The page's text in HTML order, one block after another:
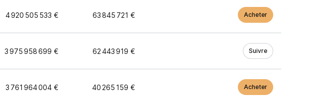
4 920 505 533 € 63 845 721 € Acheter
3 975 958 699 € 62 443 919 € Suivre
3 761 964 004 € 40 265 159 € Acheter